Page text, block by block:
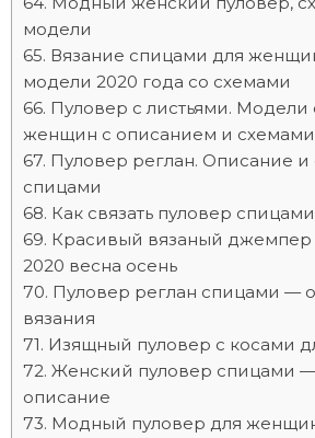
модели
Вязание спицами для
модели 2020 года со схемами
Пуловер с листьями. Модели
женщин с описанием и схемами
Пуловер реглан. Описание и
спицами
Как связать пуловер спицами
Красивый вязаный
2020 весна осень
Пуловер реглан спицами —
вязания
Изящный пуловер с косами
Женский пуловер спицами
описание
Модный пуловер для